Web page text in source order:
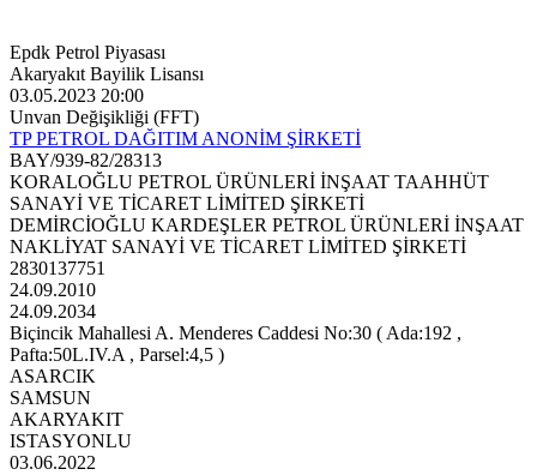
Epdk Petrol Piyasası
Akaryakıt Bayilik Lisansı
03.05.2023 20:00
Unvan Değişikliği (FFT)
TP PETROL DAĞITIM ANONİM ŞİRKETİ
BAY/939-82/28313
KORALOĞLU PETROL ÜRÜNLERİ İNŞAAT TAAHHÜT
SANAYİ VE TİCARET LİMİTED ŞİRKETİ
DEMİRCİOĞLU KARDEŞLER PETROL ÜRÜNLERİ İNŞAAT
NAKLİYAT SANAYİ VE TİCARET LİMİTED ŞİRKETİ
2830137751
24.09.2010
24.09.2034
Biçincik Mahallesi A. Menderes Caddesi No:30 ( Ada:192 ,
Pafta:50L.IV.A , Parsel:4,5 )
ASARCIK
SAMSUN
AKARYAKIT
ISTASYONLU
03.06.2022